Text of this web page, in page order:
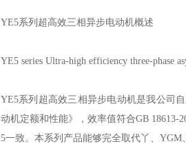
YE5系列超高效三相异步电动机概述
YE5 series Ultra-high efficiency three-phase
YE5系列超高效三相异步电动机是我公司
动机定额和性能》，效率值符合GB 18613-
5一致。本系列产品能够完全取代丫、YGM